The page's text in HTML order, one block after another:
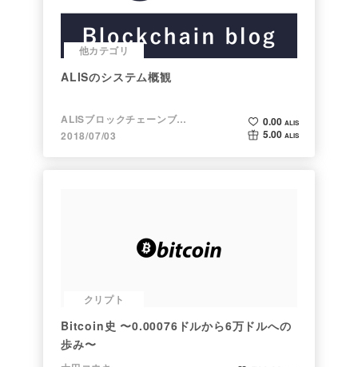
他カテゴリ
ALISのシステム概観
ALISブロックチェーンブログ
2018/07/03
0.00 ALIS
5.00 ALIS
クリプト
Bitcoin史 〜0.00076ドルから6万ドルへの
歩み〜